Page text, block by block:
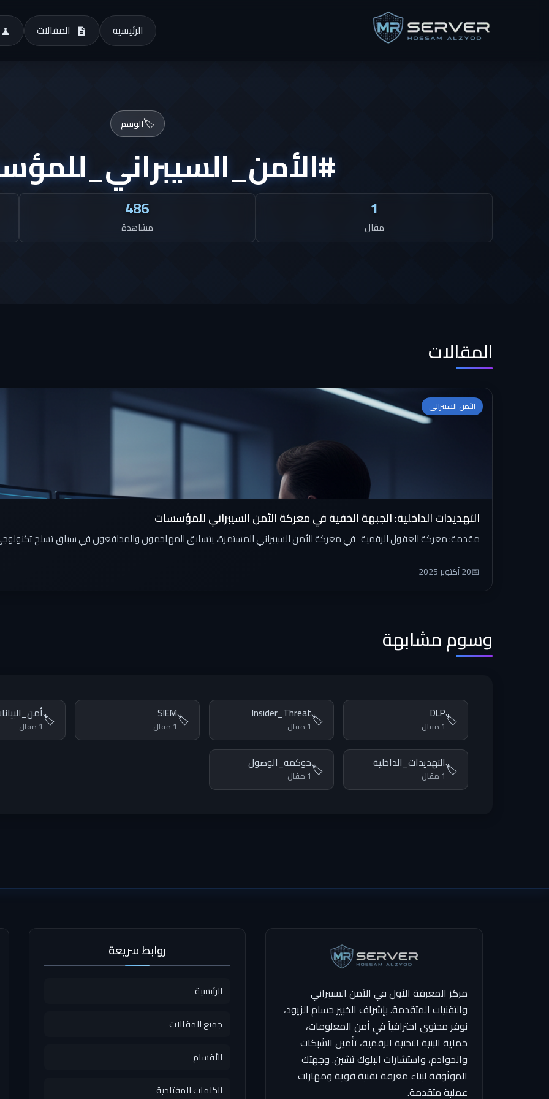
الرئيسية المقالات
🏷️الوسم
1
مقال
486
مشاهدة
المقالات
الأمن السيبراني
التهديدات الداخلية: الجبهة الخفية في معركة الأمن السيبراني للمؤسسات
مقدمة: معركة العقول الرقمية في معركة الأمن السيبراني المستمرة، يتسابق المهاجمون والمدافعون في سباق تسلح
📅20 أكتوبر 2025
وسوم مشابهة
🏷️
DLP
1 مقال 🏷️
Insider_Threat
1 مقال 🏷️
SIEM
1 مقال 🏷️1 مقال
🏷️التهديدات_الداخلية
1 مقال 🏷️حوكمة_الوصول
1 مقال
مركز المعرفة الأول في الأمن السيبراني
والتقنيات المتقدمة. بإشراف الخبير حسام الزيود،
نوفر محتوى احترافياً في أمن المعلومات،
حماية البنية التحتية الرقمية، تأمين الشبكات
والخوادم، واستشارات البلوك تشين. وجهتك
الموثوقة لبناء معرفة تقنية قوية ومهارات
عملية متقدمة.
روابط سريعة
الرئيسية
جميع المقالات
الأقسام
الكلمات المفتاحية